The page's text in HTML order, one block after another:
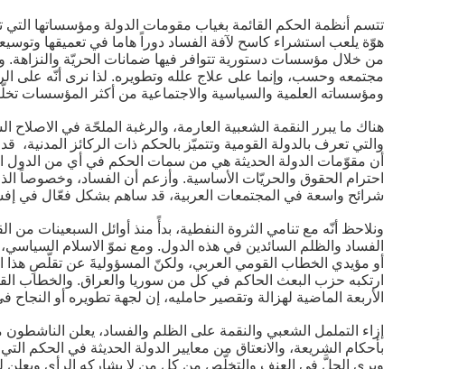
تتسم أنظمة الحكم القائمة بغياب مقومات الدولة ومؤسساتها
هوّة يلعب استشراء كاسح لآفة الفساد دوراً هاما في تعميقها
من خلال مؤسسات دستورية تتوافر فيها ضمانات الحريّة والنزاهة.
مجتمعه وحسب، وإنما على علاج علله وتطويره. لذا نرى أنّه على
ومؤسساته العلمية والسياسية والاجتماعية من أكثر المؤسسات
هناك ما يبرر النقمة الشعبية العارمة، والرغبة الملحّة في
والتي تعرف بالدولة القومية وتتميّز بالحكم ذات الركائز
أن مقوّمات الدولة الحديثة هي من سمات الحكم في أي من الدول
احترام الحقوق والحريّات الأساسية. وأزعم أن الفساد، وخصوصاً
شرائح واسعة في المجتمعات العربية، قد ساهم بشكل فعّال في
ونلاحظ أنّه مع تنامي الثروة النفطية، بدأً منذ أوائل السبعينات
الفساد والظلم السائدين في هذه الدول. ومع نموّ الاسلام
أو مؤيدي الخطاب القومي العربي، ولكنّ المسؤوليةَ عن تقلّصِ هذا
ارتكبه حزب البعث الحاكم في كل من سوريا والعراق. والخطاب
الأربعة الماضية لهزالة وتقصير حامليه، إن لجهة تطويره أو النجاح
إزاء التململ الشعبي والنقمة على الظلم والفساد، يعلن
بأحكام الشريعة، والانعتاق من معايير الدولة الحديثة في الحكم
ويرى الحلَّ في العنف والتخلّص من كل من لا يشاركه الرأي ويعلن